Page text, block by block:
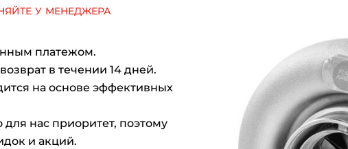
у менеджера
платежом.
в течении 14 дней.
на основе эффективных
нас приоритет, поэтому
и акций.